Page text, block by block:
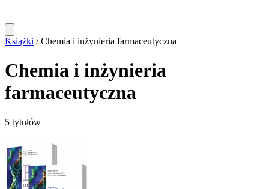
Książki / Chemia i inżynieria farmaceutyczna
Chemia i inżynieria
farmaceutyczna
5 tytułów